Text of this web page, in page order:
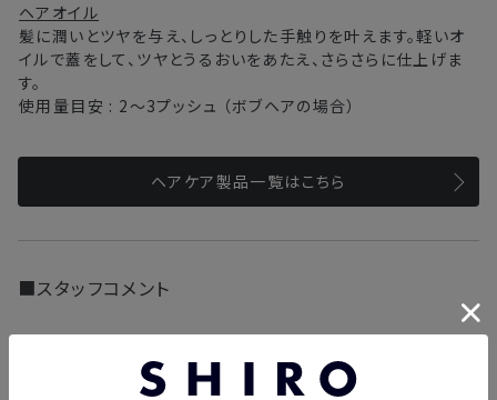
ヘアオイル
髪に潤いとツヤを与え、しっとりした手触りを叶えます。軽いオ
イルで蓋をして、ツヤとうるおいをあたえ、さらさらに仕上げま
す。
使用量目安 : 2～3プッシュ （ボブヘアの場合）
ヘアケア製品一覧はこちら
■スタッフコメント
ふんわりとやさしい香りを手軽にまとえるヘアケ